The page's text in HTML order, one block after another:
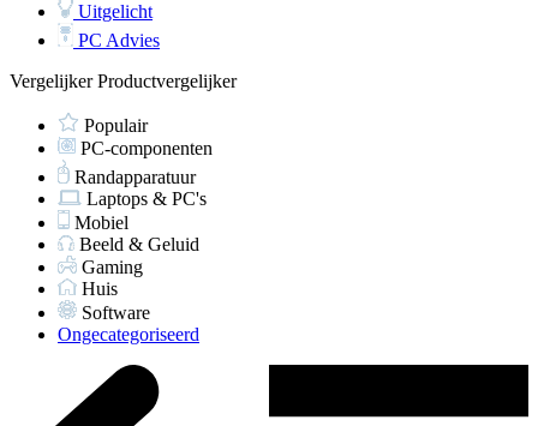
Uitgelicht
PC Advies
VergelijkerProductvergelijker
Populair
PC-componenten
Randapparatuur
Laptops & PC's
Mobiel
Beeld & Geluid
Gaming
Huis
Software
Ongecategoriseerd